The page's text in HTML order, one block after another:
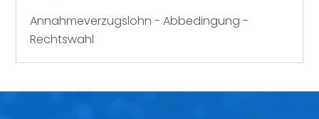
Annahmeverzugslohn - Abbedingung -
Rechtswahl